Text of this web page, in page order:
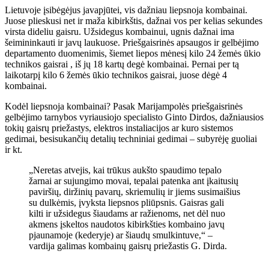
Lietuvoje įsibėgėjus javapjūtei, vis dažniau liepsnoja kombainai.
Juose plieskusi net ir maža kibirkštis, dažnai vos per kelias sekundes
virsta dideliu gaisru. Užsidegus kombainui, ugnis dažnai ima
šeimininkauti ir javų laukuose. Priešgaisrinės apsaugos ir gelbėjimo
departamento duomenimis, šiemet liepos mėnesį kilo 24 žemės ūkio
technikos gaisrai , iš jų 18 kartų degė kombainai. Pernai per tą
laikotarpį kilo 6 žemės ūkio technikos gaisrai, juose dėgė 4
kombainai.
Kodėl liepsnoja kombainai? Pasak Marijampolės priešgaisrinės
gelbėjimo tarnybos vyriausiojo specialisto Ginto Dirdos, dažniausios
tokių gaisrų priežastys, elektros instaliacijos ar kuro sistemos
gedimai, besisukančių detalių techniniai gedimai – subyrėję guoliai
ir kt.
„Neretas atvejis, kai trūkus aukšto spaudimo tepalo
žarnai ar sujungimo movai, tepalai patenka ant įkaitusių
paviršių, diržinių pavarų, skriemulių ir jiems susimaišius
su dulkėmis, įvyksta liepsnos pliūpsnis. Gaisras gali
kilti ir užsidegus šiaudams ar ražienoms, net dėl ​​nuo
akmens įskeltos naudotos kibirkšties kombaino javų
pjaunamoje (kederyje) ar šiaudų smulkintuve,“ –
vardija galimas kombainų gaisrų priežastis G. Dirda.